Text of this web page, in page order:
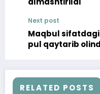
Next post
Maqbul
pul qaytarib
RELATED POSTS